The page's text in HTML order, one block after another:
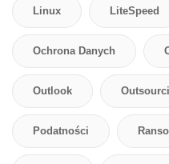
Linux LiteSpeed
Ochrona Danych
Outlook
Podatności